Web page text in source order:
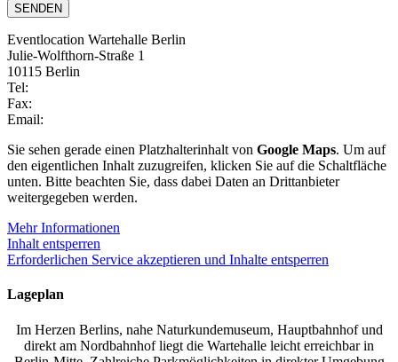
SENDEN
Eventlocation Wartehalle Berlin
Julie-Wolfthorn-Straße 1
10115 Berlin
Tel:
Fax:
Email:
Sie sehen gerade einen Platzhalterinhalt von Google Maps. Um auf
den eigentlichen Inhalt zuzugreifen, klicken Sie auf die Schaltfläche
unten. Bitte beachten Sie, dass dabei Daten an Drittanbieter
weitergegeben werden.
Mehr Informationen
Inhalt entsperren
Erforderlichen Service akzeptieren und Inhalte entsperren
Lageplan
Im Herzen Berlins, nahe Naturkundemuseum, Hauptbahnhof und
direkt am Nordbahnhof liegt die Wartehalle leicht erreichbar in